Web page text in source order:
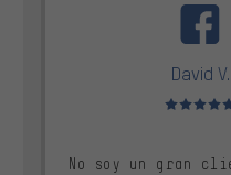
David V.
Valoración
No soy un gran